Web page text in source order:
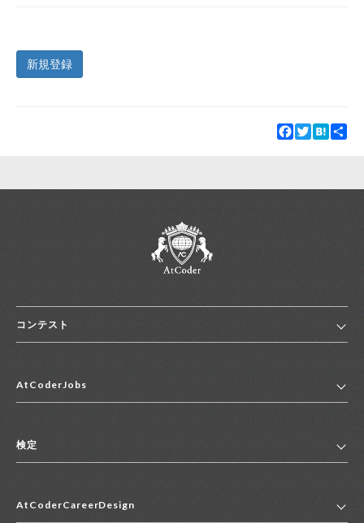
新規登録
Facebook
TwitterHatena
コンテスト
コンテスト一覧
便利リンク集
AtCoderJobs
2027年新卒採用求人一覧
中途採用求人一覧
検定
マイページ
AtCoderCareerDesign